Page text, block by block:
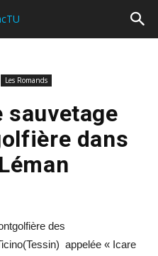
Les Romands
sauvetage
dans
des
appelée « Icare